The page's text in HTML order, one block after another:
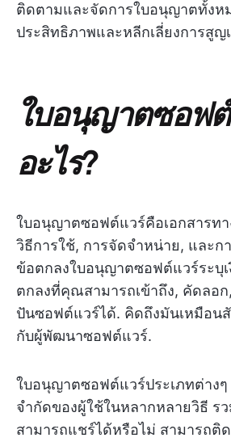
ติดตามและจัดการใบอนุญาตทั้ง
ประสิทธิภาพและหลีกเลี่ยงการสูญ
ใบอนุญาตซอฟ
อะไร?
ใบอนุญาตซอฟต์แวร์คือเอกสารท
วิธีการใช้, การจัดจำหน่าย, และ
ข้อตกลงใบอนุญาตซอฟต์แวร์ระบุ
ตกลงที่คุณสามารถเข้าถึง, คัดลอ
ปันซอฟต์แวร์ได้. คิดถึงมันเหมือ
กับผู้พัฒนาซอฟต์แวร์.
ใบอนุญาตซอฟต์แวร์ประเภทต่าง
จำกัดของผู้ใช้ในหลากหลายวิธี ร
สามารถแชร์ได้หรือไม่ สามารถติ